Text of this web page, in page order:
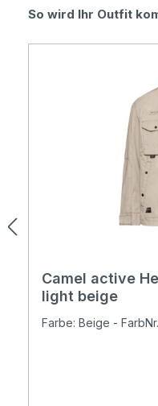
Produktgalerie
So wird Ihr Outfit
Camel active
light beige
Farbe: Beige -